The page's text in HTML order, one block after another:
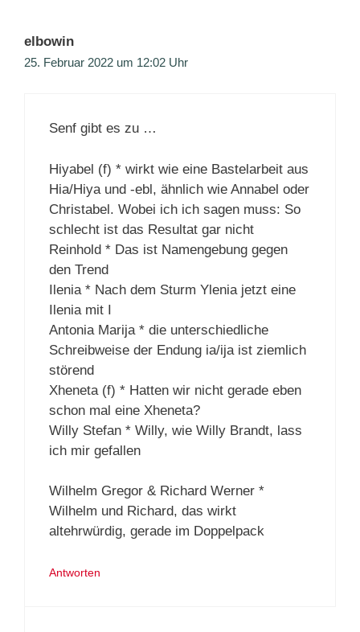
elbowin
25. Februar 2022 um 12:02 Uhr
Senf gibt es zu …
Hiyabel (f) * wirkt wie eine Bastelarbeit aus
Hia/Hiya und -ebl, ähnlich wie Annabel oder
Christabel. Wobei ich ich sagen muss: So
schlecht ist das Resultat gar nicht
Reinhold * Das ist Namengebung gegen
den Trend
Ilenia * Nach dem Sturm Ylenia jetzt eine
Ilenia mit I
Antonia Marija * die unterschiedliche
Schreibweise der Endung ia/ija ist ziemlich
störend
Xheneta (f) * Hatten wir nicht gerade eben
schon mal eine Xheneta?
Willy Stefan * Willy, wie Willy Brandt, lass
ich mir gefallen
Wilhelm Gregor & Richard Werner *
Wilhelm und Richard, das wirkt
altehrwürdig, gerade im Doppelpack
Antworten